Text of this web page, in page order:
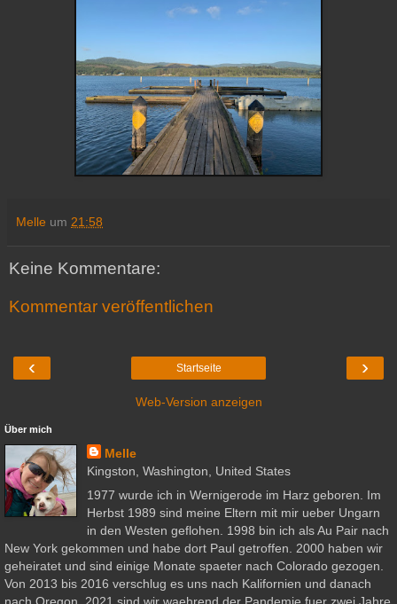
Melle um 21:58
Keine Kommentare:
Kommentar veröffentlichen
‹ ›
Startseite
Web-Version anzeigen
Über mich
Melle
Kingston, Washington, United States
1977 wurde ich in Wernigerode im Harz geboren. Im
Herbst 1989 sind meine Eltern mit mir ueber Ungarn
in den Westen geflohen. 1998 bin ich als Au Pair nach
New York gekommen und habe dort Paul getroffen. 2000 haben wir
geheiratet und sind einige Monate spaeter nach Colorado gezogen.
Von 2013 bis 2016 verschlug es uns nach Kalifornien und danach